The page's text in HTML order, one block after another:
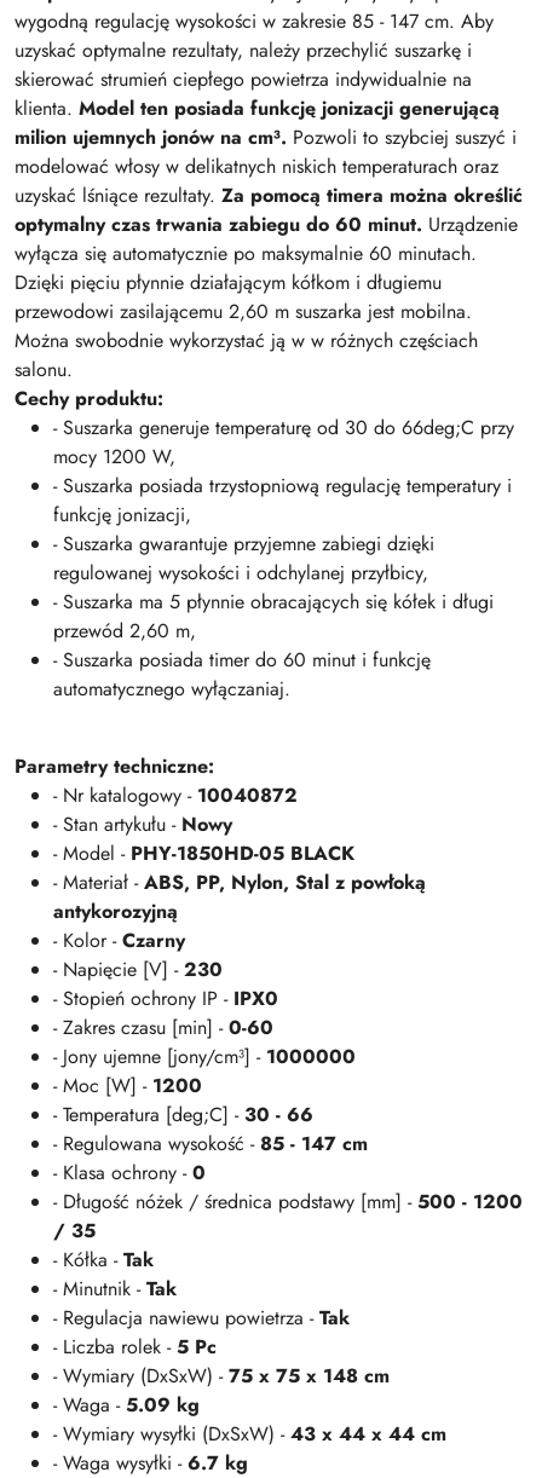
wygodną regulację wysokości w zakresie 85 - 147 cm. Aby
uzyskać optymalne rezultaty, należy przechylić suszarkę i
skierować strumień ciepłego powietrza indywidualnie na
klienta. Model ten posiada funkcję jonizacji generującą
milion ujemnych jonów na cm³. Pozwoli to szybciej suszyć i
modelować włosy w delikatnych niskich temperaturach oraz
uzyskać lśniące rezultaty. Za pomocą timera można określić
optymalny czas trwania zabiegu do 60 minut. Urządzenie
wyłącza się automatycznie po maksymalnie 60 minutach.
Dzięki pięciu płynnie działającym kółkom i długiemu
przewodowi zasilającemu 2,60 m suszarka jest mobilna.
Można swobodnie wykorzystać ją w w różnych częściach
salonu.
Cechy produktu:
- Suszarka generuje temperaturę od 30 do 66deg;C przy
mocy 1200 W,
- Suszarka posiada trzystopniową regulację temperatury i
funkcję jonizacji,
- Suszarka gwarantuje przyjemne zabiegi dzięki
regulowanej wysokości i odchylanej przyłbicy,
- Suszarka ma 5 płynnie obracających się kółek i długi
przewód 2,60 m,
- Suszarka posiada timer do 60 minut i funkcję
automatycznego wyłączaniaj.
Parametry techniczne:
- Nr katalogowy - 10040872
- Stan artykułu - Nowy
- Model - PHY-1850HD-05 BLACK
- Materiał -ABS, PP, Nylon, Stal z powłoką
antykorozyjną
- Kolor -Czarny
- Napięcie [V] -230
- Stopień ochrony IP - IPX0
- Zakres czasu [min] -0-60
- Jony ujemne [jony/cm³] - 1000000
- Moc [W] - 1200
- Temperatura [deg;C] -30 - 66
- Regulowana wysokość -85 - 147 cm
- Klasa ochrony -0
- Długość nóżek / średnica podstawy [mm] -500 - 1200
/ 35
- Kółka -Tak
- Minutnik -Tak
- Regulacja nawiewu powietrza -Tak
- Liczba rolek -5 Pc
- Wymiary (DxSxW) -75 x 75 x 148 cm
- Waga -5.09 kg
- Wymiary wysyłki (DxSxW) -43 x 44 x 44 cm
- Waga wysyłki -6.7 kg